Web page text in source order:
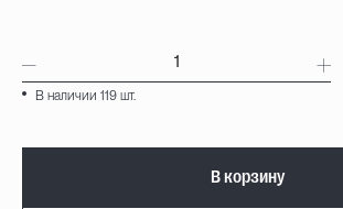
В наличии 119 шт.
В корзину